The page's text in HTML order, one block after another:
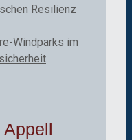
Resilienz
Windparks im